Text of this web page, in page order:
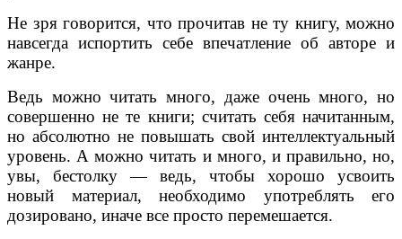
Не зря говорится, что прочитав не ту книгу, можно
навсегда испортить себе впечатление об авторе и
жанре.
Ведь можно читать много, даже очень много, но
совершенно не те книги; считать себя начитанным,
но абсолютно не повышать свой интеллектуальный
уровень. А можно читать и много, и правильно, но,
увы, бестолку — ведь, чтобы хорошо усвоить
новый материал, необходимо употреблять его
дозировано, иначе все просто перемешается.